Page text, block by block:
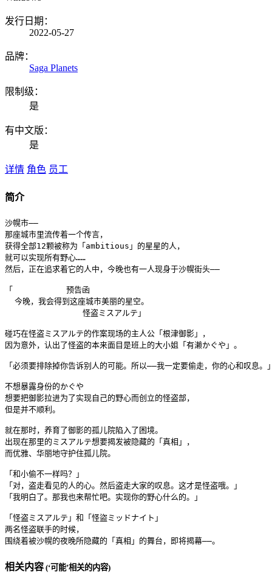
发行日期：
2022-05-27
品牌：
Saga Planets
限制级：
是
有中文版：
是
详情 角色 员工
简介
沙幌市——
那座城市里流传着一个传言，
获得全部12颗被称为「ambitious」的星星的人，
就可以实现所有野心……
然后，正在追求着它的人中，今晚也有一人现身于沙幌街头——
「           预告函
今晚，我会得到这座城市美丽
                怪盗ミスアルテ」
碰巧在怪盗ミスアルテ的作案现场的主人公「根津御影」，
因为意外，认出了怪盗的本来面目是班上的大小姐「有濑かぐや」。
「必须要排除掉你告诉别人的可能。所以——我一定要偷走，你的心和叹息。
不想暴露身份的かぐや
想要把御影拉进为了实现自己的野心而创立的怪盗部，
但是并不顺利。
就在那时，养育了御影的孤儿院陷入了困境。
出现在那里的ミスアルテ想要揭发被隐藏的「真相」，
而优雅、华丽地守护住孤儿院。
「和小偷不一样吗？」
「对，盗走看见的人的心。然后盗走大家的叹息。这才是怪盗哦。」
「我明白了。那我也来帮忙吧。实现你的野心什么的。」
「怪盗ミスアルテ」和「怪盜ミッドナイト」
两名怪盗联手的时候，
相关内容 (‘可能’相关的内容)